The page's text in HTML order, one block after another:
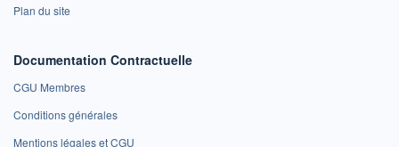
Plan du site
Documentation Contractuelle
CGU Membres
Conditions générales
Mentions légales et CGU